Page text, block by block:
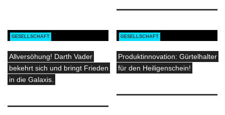
GESELLSCHAFT
Allversöhung! Darth Vader
bekehrt sich und bringt Frieden
in die Galaxis.
GESELLSCHAFT
Produktinnovation: Gürtelhalter
für den Heiligenschein!